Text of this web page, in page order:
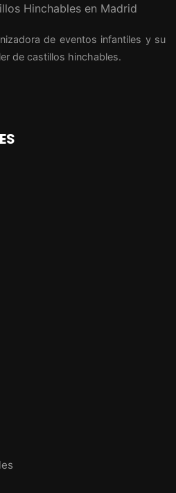
de eventos infantiles y su
de castillos hinchables.